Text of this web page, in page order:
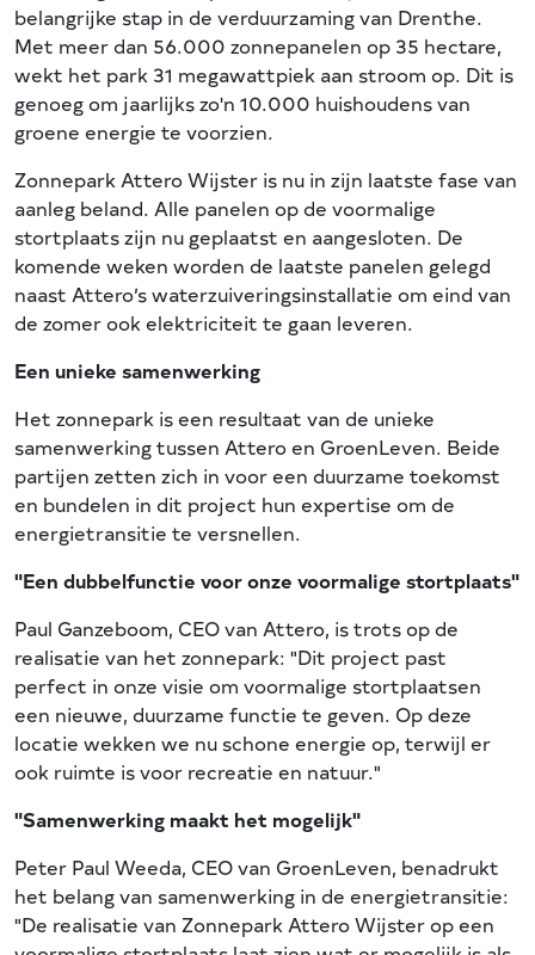
belangrijke stap in de verduurzaming van Drenthe.
Met meer dan 56.000 zonnepanelen op 35 hectare,
wekt het park 31 megawattpiek aan stroom op. Dit is
genoeg om jaarlijks zo'n 10.000 huishoudens van
groene energie te voorzien.
Zonnepark Attero Wijster is nu in zijn laatste fase van
aanleg beland. Alle panelen op de voormalige
stortplaats zijn nu geplaatst en aangesloten. De
komende weken worden de laatste panelen gelegd
naast Attero’s waterzuiveringsinstallatie om eind van
de zomer ook elektriciteit te gaan leveren.
Een unieke samenwerking
Het zonnepark is een resultaat van de unieke
samenwerking tussen Attero en GroenLeven. Beide
partijen zetten zich in voor een duurzame toekomst
en bundelen in dit project hun expertise om de
energietransitie te versnellen.
"Een dubbelfunctie voor onze voormalige stortplaats"
Paul Ganzeboom, CEO van Attero, is trots op de
realisatie van het zonnepark: "Dit project past
perfect in onze visie om voormalige stortplaatsen
een nieuwe, duurzame functie te geven. Op deze
locatie wekken we nu schone energie op, terwijl er
ook ruimte is voor recreatie en natuur."
"Samenwerking maakt het mogelijk"
Peter Paul Weeda, CEO van GroenLeven, benadrukt
het belang van samenwerking in de energietransitie:
"De realisatie van Zonnepark Attero Wijster op een